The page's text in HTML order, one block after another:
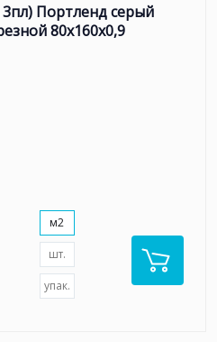
3пл) Портленд серый
80x160x0,9
м2
шт.
упак.